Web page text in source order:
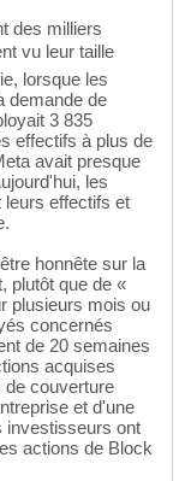
des milliers
vu leur taille
lorsque les
demande de
3 835
effectifs à plus de
avait presque
les
leurs effectifs et
honnête sur la
plutôt que de «
plusieurs mois ou
concernés
de 20 semaines
acquises
de couverture
et d'une
investisseurs ont
actions de Block